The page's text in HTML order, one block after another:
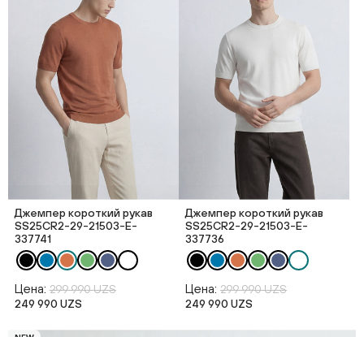
Джемпер короткий рукав
SS25CR2-29-21503-E-
337741
Цена: 299 990 UZS
249 990 UZS
Джемпер короткий рукав
SS25CR2-29-21503-E-
337736
Цена: 299 990 UZS
249 990 UZS